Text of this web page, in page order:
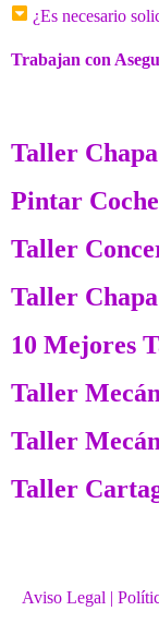
¿Es necesario
Trabajan con
Taller
Pintar
Taller
Taller
10 Mejores
Taller
Taller
Taller
Aviso Legal |